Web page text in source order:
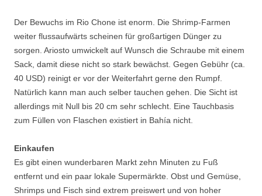
Der Bewuchs im Rio Chone ist enorm. Die Shrimp-Farmen
weiter flussaufwärts scheinen für großartigen Dünger zu
sorgen. Ariosto umwickelt auf Wunsch die Schraube mit einem
Sack, damit diese nicht so stark bewächst. Gegen Gebühr (ca.
40 USD) reinigt er vor der Weiterfahrt gerne den Rumpf.
Natürlich kann man auch selber tauchen gehen. Die Sicht ist
allerdings mit Null bis 20 cm sehr schlecht. Eine Tauchbasis
zum Füllen von Flaschen existiert in Bahía nicht.
Einkaufen
Es gibt einen wunderbaren Markt zehn Minuten zu Fuß
entfernt und ein paar lokale Supermärkte. Obst und Gemüse,
Shrimps und Fisch sind extrem preiswert und von hoher